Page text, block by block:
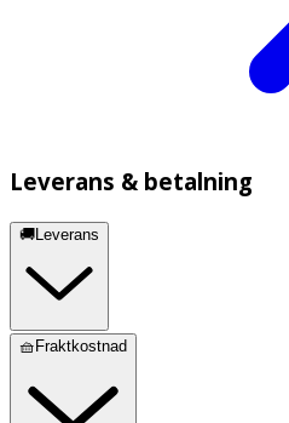
Leverans & betalning
🚚Leverans
🧺Fraktkostnad